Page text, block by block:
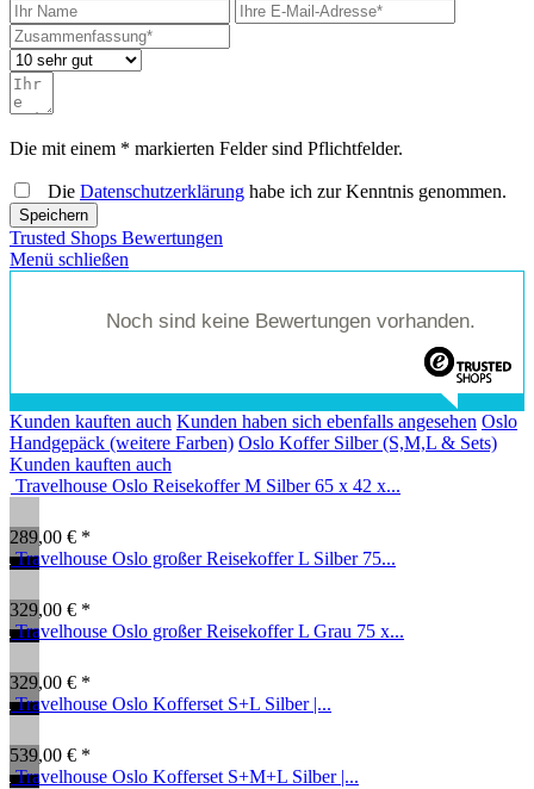
Die mit einem * markierten Felder sind Pflichtfelder.
Die Datenschutzerklärung habe ich zur Kenntnis genommen.
Speichern
Trusted Shops Bewertungen
Menü schließen
Noch sind keine Bewertungen vorhanden.
Kunden kauften auch Kunden haben sich ebenfalls angesehen Oslo
Handgepäck (weitere Farben) Oslo Koffer Silber (S,M,L & Sets)
Kunden kauften auch
Travelhouse Oslo Reisekoffer M Silber 65 x 42 x...
289,00 € *
Travelhouse Oslo großer Reisekoffer L Silber 75...
329,00 € *
Travelhouse Oslo großer Reisekoffer L Grau 75 x...
329,00 € *
Travelhouse Oslo Kofferset S+L Silber |...
539,00 € *
Travelhouse Oslo Kofferset S+M+L Silber |...